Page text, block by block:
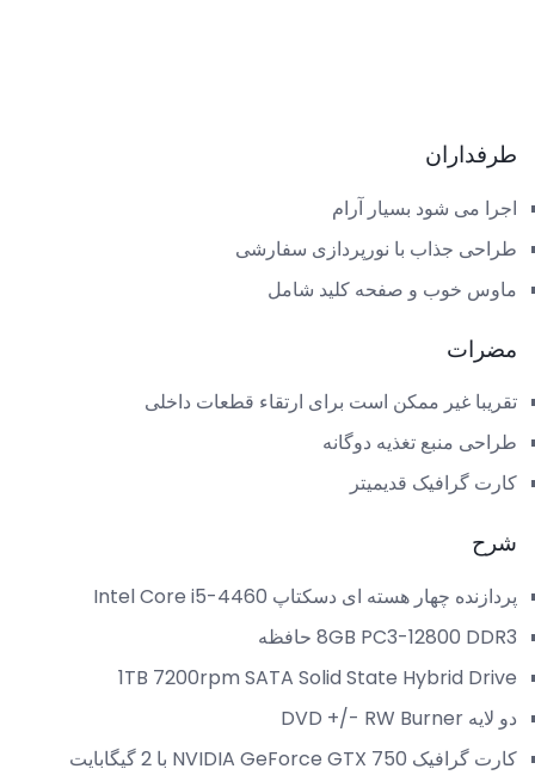
طرفداران
اجرا می شود بسیار آرام
طراحی جذاب با نورپردازی سفارشی
ماوس خوب و صفحه کلید شامل
مضرات
تقریبا غیر ممکن است برای ارتقاء قطعات داخلی
طراحی منبع تغذیه دوگانه
کارت گرافیک قدیمیتر
شرح
پردازنده چهار هسته ای دسکتاپ Intel Core i5-4460
8GB PC3-12800 DDR3 حافظه
1TB 7200rpm SATA Solid State Hybrid Drive
دو لایه DVD +/- RW Burner
کارت گرافیک NVIDIA GeForce GTX 750 با 2 گیگابایت